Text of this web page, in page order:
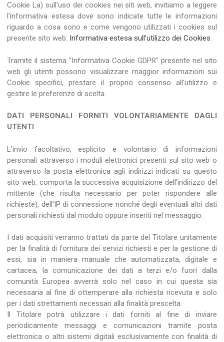
Cookie La) sull'uso dei cookies nei siti web, invitiamo a leggere
l'informativa estesa dove sono indicate tutte le informazioni
riguardo a cosa sono e come vengono utilizzati i cookies sul
presente sito web: Informativa estesa sull'utilizzo dei Cookies.
Tramite il sistema "Informativa Cookie GDPR" presente nel sito
web gli utenti possono visualizzare maggior informazioni sui
Cookie specifici, prestare il proprio consenso all'utilizzo e
gestire le preferenze di scelta.
DATI PERSONALI FORNITI VOLONTARIAMENTE DAGLI
UTENTI
L'invio facoltativo, esplicito e volontario di informazioni
personali attraverso i moduli elettronici presenti sul sito web o
attraverso la posta elettronica agli indirizzi indicati su questo
sito web, comporta la successiva acquisizione dell'indirizzo del
mittente (che risulta necessario per poter rispondere alle
richieste), dell'IP di connessione nonché degli eventuali altri dati
personali richiesti dal modulo oppure inseriti nel messaggio.
I dati acquisiti verranno trattati da parte del Titolare unitamente
per la finalità di fornitura dei servizi richiesti e per la gestione di
essi, sia in maniera manuale che automatizzata, digitale e
cartacea; la comunicazione dei dati a terzi e/o fuori dalla
comunità Europea avverrà solo nel caso in cui questa sia
necessaria al fine di ottemperare alla richiesta ricevuta e solo
per i dati strettamenti necessari alla finalità prescelta.
Il Titolare potrà utilizzare i dati forniti al fine di inviare
periodicamente messaggi e comunicazioni tramite posta
elettronica o altri sistemi digitali esclusivamente con finalità di